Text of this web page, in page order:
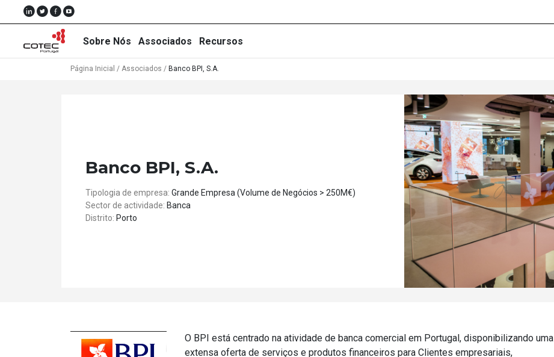
Sobre Nós Associados Recursos
Página Inicial / Associados / Banco BPI, S.A.
Banco BPI, S.A.
Tipologia de empresa: Grande Empresa (Volume de Negócios > 250M€)
Sector de actividade: Banca
Distrito: Porto
O BPI está centrado na atividade de banca comercial em Portugal, disponibilizando uma
extensa oferta de serviços e produtos financeiros para Clientes empresariais,